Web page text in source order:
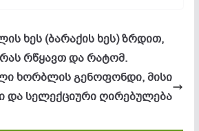
ხეს (ბარაქის ხეს) ზრდით,
რწყავთ და რატომ.
ხორბლის გენოფონდი, მისი
და სელექციური ღირებულება